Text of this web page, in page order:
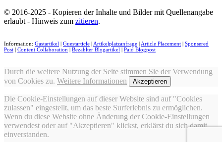
© 2016-2025 - Kopieren der Inhalte und Bilder mit Quellenangabe
erlaubt - Hinweis zum zitieren.
Information: Gastartikel | Guestarticle | Artikelplatzanfrage | Article Placement | Sponsered
Post | Content Collaboration | Bezahlter Blogartikel | Paid Blogpost
Durch die weitere Nutzung der Seite stimmen Sie der Verwendung
von Cookies zu. Weitere Informationen Akzeptieren
Die Cookie-Einstellungen auf dieser Website sind auf "Cookies
zulassen" eingestellt, um das beste Surferlebnis zu ermöglichen.
Wenn du diese Website ohne Änderung der Cookie-Einstellungen
verwendest oder auf "Akzeptieren" klickst, erklärst du sich damit
einverstanden.